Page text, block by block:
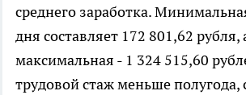
среднего заработка.
дня составляет 172 801,62 рубля,
максимальная - 1 324 515,60
трудовой стаж меньше полугода,